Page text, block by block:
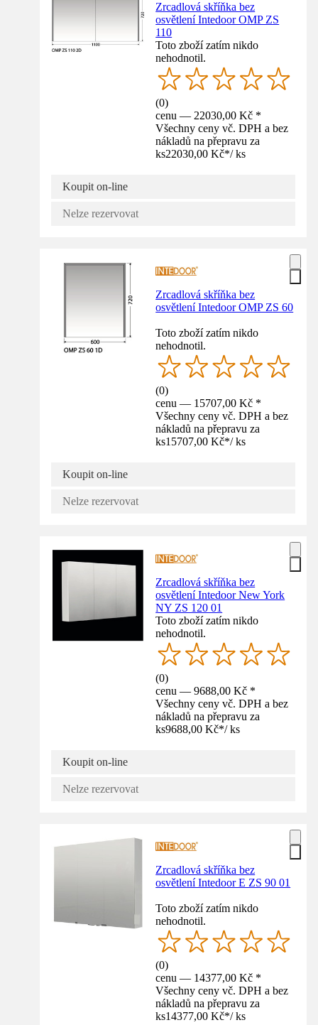
Zrcadlová skříňka bez
osvětlení Intedoor OMP ZS
110
Toto zboží zatím nikdo
nehodnotil.
(0)
cenu — 22030,00 Kč *
Všechny ceny vč. DPH a bez
nákladů na přepravu za
ks22030,00 Kč*/ ks
Koupit on-line
Nelze rezervovat
Zrcadlová skříňka bez
osvětlení Intedoor OMP ZS 60
Toto zboží zatím nikdo
nehodnotil.
(0)
cenu — 15707,00 Kč *
Všechny ceny vč. DPH a bez
nákladů na přepravu za
ks15707,00 Kč*/ ks
Koupit on-line
Nelze rezervovat
Zrcadlová skříňka bez
osvětlení Intedoor New York
NY ZS 120 01
Toto zboží zatím nikdo
nehodnotil.
(0)
cenu — 9688,00 Kč *
Všechny ceny vč. DPH a bez
nákladů na přepravu za
ks9688,00 Kč*/ ks
Koupit on-line
Nelze rezervovat
Zrcadlová skříňka bez
osvětlení Intedoor E ZS 90 01
Toto zboží zatím nikdo
nehodnotil.
(0)
cenu — 14377,00 Kč *
Všechny ceny vč. DPH a bez
nákladů na přepravu za
ks14377,00 Kč*/ ks